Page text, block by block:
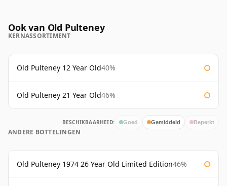
Ook van Old Pulteney
KERNASSORTIMENT
Old Pulteney 12 Year Old40%
Old Pulteney 21 Year Old46%
BESCHIKBAARHEID: Goed Gemiddeld Beperkt
ANDERE BOTTELINGEN
Old Pulteney 1974 26 Year Old Limited Edition46%